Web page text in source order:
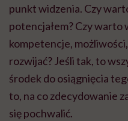
punkt widzenia. Czy
potencjałem? Czy
kompetencje,
rozwijać? Jeśli tak, to
środek do osiągnięcia
to, na co zdecydowanie
się pochwalić.